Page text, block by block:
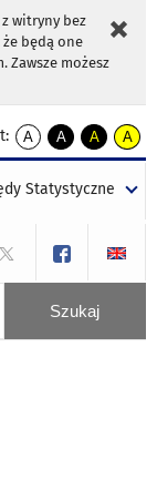
witryny bez
będą one
Zawsze możesz
A
kontrast
A
kontrast
tekst
czarnym
A
kontrast
tekst
czarnym
A
tekst
żółtym
Statystyczne